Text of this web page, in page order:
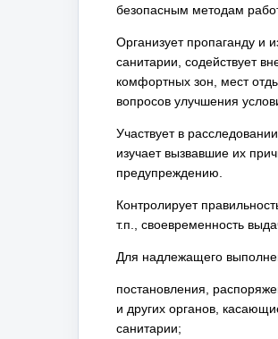
безопасным методам
Организует пропаганду и
санитарии, содействует
комфортных зон, мест
вопросов улучшения
Участвует в
изучает вызвавшие их
предупреждению.
Контролирует
т.п., своевременность
Для надлежащего
постановления,
и других органов,
санитарии;